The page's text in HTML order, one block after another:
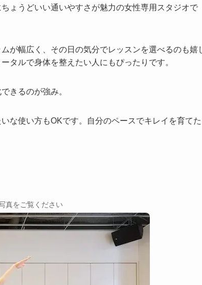
ょうどいい通いやすさが魅力の女性専用スタジオで
が幅広く、その日の気分でレッスンを選べるのも嬉
タルで身体を整えたい人にもぴったりです。
きるのが強み。
な使い方もOKです。自分のペースでキレイを育て
真をご覧ください